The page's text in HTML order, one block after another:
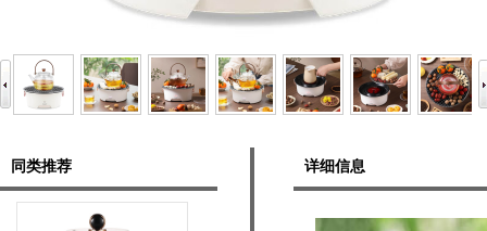
同类推荐 详细信息